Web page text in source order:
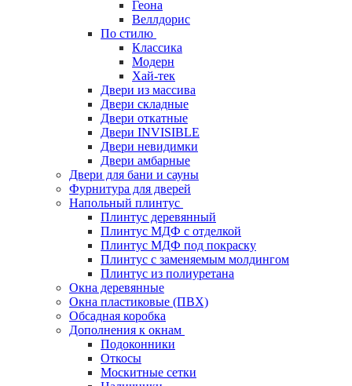
Геона
Веллдорис
По стилю
Классика
Модерн
Хай-тек
Двери из массива
Двери складные
Двери откатные
Двери INVISIBLE
Двери невидимки
Двери амбарные
Двери для бани и сауны
Фурнитура для дверей
Напольный плинтус
Плинтус деревянный
Плинтус МДФ с отделкой
Плинтус МДФ под покраску
Плинтус с заменяемым молдингом
Плинтус из полиуретана
Окна деревянные
Окна пластиковые (ПВХ)
Обсадная коробка
Дополнения к окнам
Подоконники
Откосы
Москитные сетки